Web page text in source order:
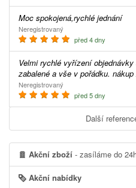
Moc spokojená,rychlé jednání
Neregistrovaný
před 4 dny
Velmi rychlé vyřízení objednávky a dodání zboží. pečlivě
zabalené a vše v pořádku.
Neregistrovaný
před 5 dny
Další
Akční zboží - zasíláme do
Akční nabídky